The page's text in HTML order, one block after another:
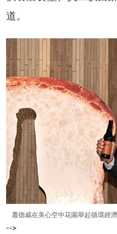
道。
蕭德威在美心空中花園舉起循環經
-->